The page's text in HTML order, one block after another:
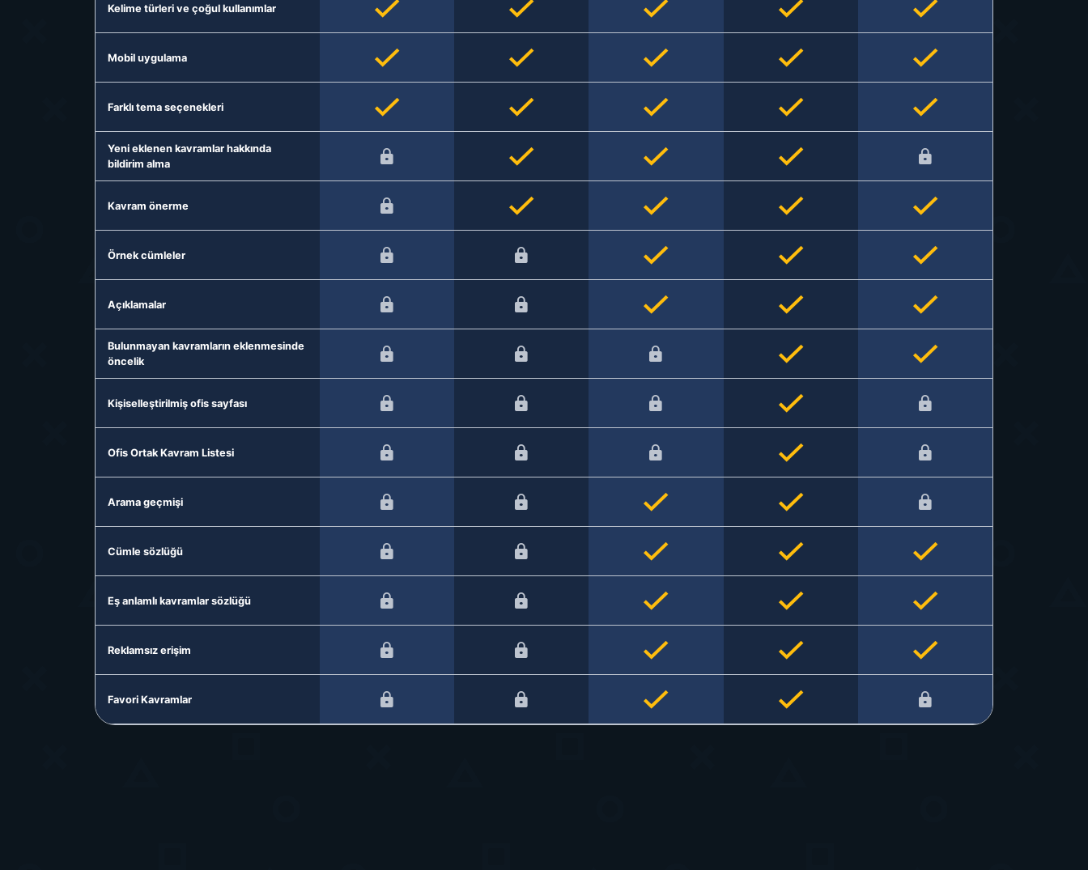
Kelime türleri ve çoğul kullanımlar
Mobil uygulama
Farklı tema seçenekleri
Yeni eklenen kavramlar hakkında
bildirim alma
Kavram önerme
Örnek cümleler
Açıklamalar
Bulunmayan kavramların eklenmesinde
öncelik
Kişiselleştirilmiş ofis sayfası
Ofis Ortak Kavram Listesi
Arama geçmişi
Cümle sözlüğü
Eş anlamlı kavramlar sözlüğü
Reklamsız erişim
Favori Kavramlar